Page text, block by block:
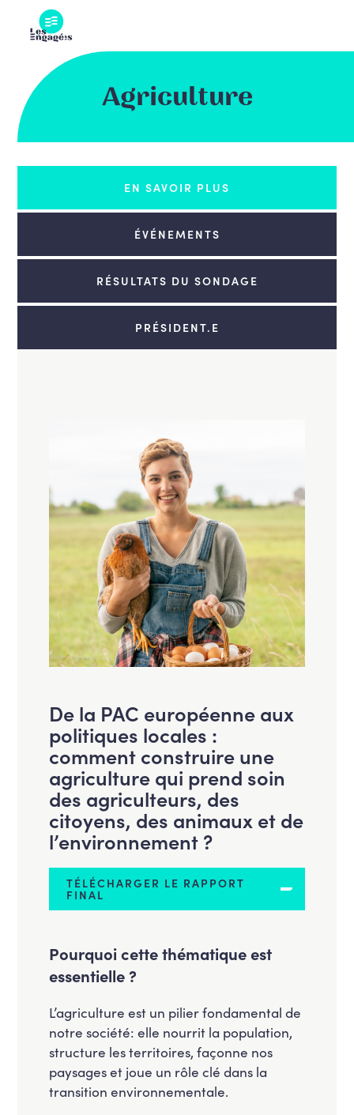
content
Agriculture
EN SAVOIR PLUS
ÉVÉNEMENTS
RÉSULTATS DU SONDAGE
PRÉSIDENT.E
De la PAC européenne aux
politiques locales :
comment construire une
agriculture qui prend soin
des agriculteurs, des
citoyens, des animaux et de
l’environnement ?
TÉLÉCHARGER LE RAPPORT
FINAL
Pourquoi cette thématique est
essentielle ?
L’agriculture est un pilier fondamental de
notre société: elle nourrit la population,
structure les territoires, façonne nos
paysages et joue un rôle clé dans la
transition environnementale.